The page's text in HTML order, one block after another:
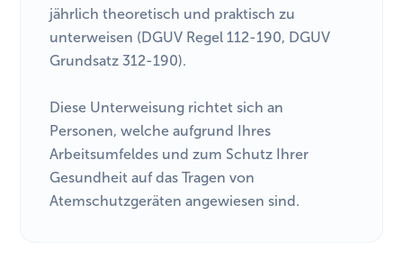
jährlich theoretisch und praktisch zu
unterweisen (DGUV Regel 112-190, DGUV
Grundsatz 312-190).
Diese Unterweisung richtet sich an
Personen, welche aufgrund Ihres
Arbeitsumfeldes und zum Schutz Ihrer
Gesundheit auf das Tragen von
Atemschutzgeräten angewiesen sind.